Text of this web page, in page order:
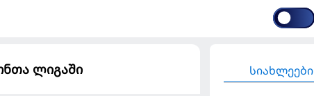
ლიგაში სიახლეები